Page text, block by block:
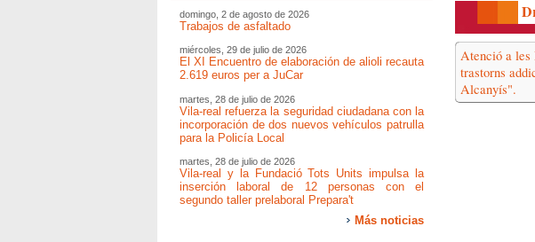
Atenció a les
trastorns
Alcanyís".
domingo, 2 de agosto de 2026
Trabajos de asfaltado
miércoles, 29 de julio de 2026
El XI Encuentro de elaboración de alioli recauta
2.619 euros per a JuCar
martes, 28 de julio de 2026
Vila-real refuerza la seguridad ciudadana con la
incorporación de dos nuevos vehículos patrulla
para la Policía Local
martes, 28 de julio de 2026
Vila-real y la Fundació Tots Units impulsa la
inserción laboral de 12 personas con el
segundo taller prelaboral Prepara't
Más noticias